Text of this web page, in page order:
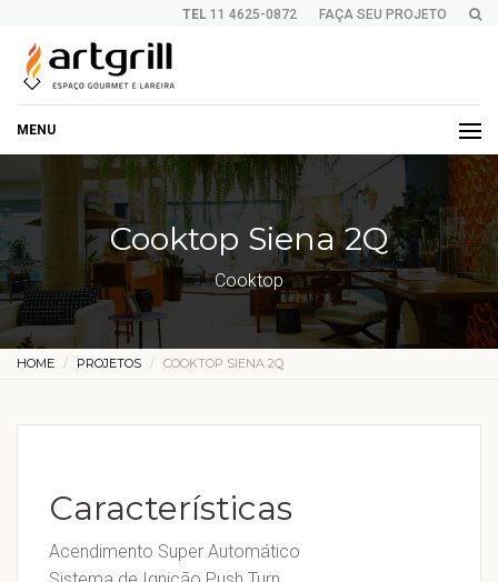
TEL 11 4625-0872 FAÇA SEU PROJETO
MENU
Cooktop Siena 2Q
Cooktop
HOME PROJETOS COOKTOP SIENA 2Q
Características
Acendimento Super Automático